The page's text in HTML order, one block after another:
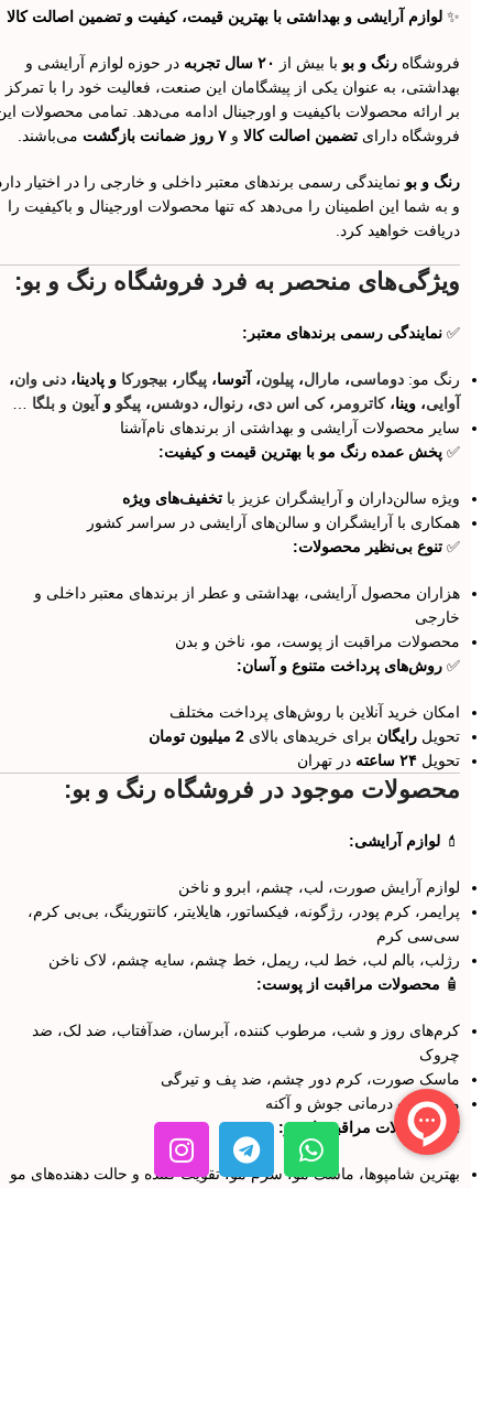
✨ لوازم آرایشی و بهداشتی با بهترین قیمت، کیفیت و تضمین اصالت کالا
فروشگاه رنگ و بو با بیش از ۲۰ سال تجربه
در حوزه لوازم آرایشی و
بهداشتی، به عنوان یکی از پیشگامان این صنعت، فعالیت خود را با تمرکز
بر ارائه محصولات باکیفیت و اورجینال ادامه می‌دهد. تمامی محصولات
فروشگاه دارای تضمین اصالت کالا و ۷ روز ضمانت بازگشت می‌باشند.
رنگ و بو نمایندگی رسمی برندهای معتبر داخلی و خارجی را در اختیار
و به شما این اطمینان را می‌دهد که تنها محصولات اورجینال و باکیفیت را
دریافت خواهید کرد.
ویژگی‌های منحصر به فرد فروشگاه رنگ و بو:
✅ نمایندگی رسمی برندهای معتبر:
رنگ مو: دوماسی، مارال، پیلون، آتوسا، پیگار ، بیجورکا و پادینا، دنی وان،
آوایی، وینا،کاترومر ، کی اس دی، رنوال، دوشس، پیگو و آیون و بلگا …
سایر محصولات آرایشی و بهداشتی از برندهای نام‌آشنا
✅ پخش عمده رنگ مو با بهترین قیمت و کیفیت:
ویژه سالن‌داران و آرایشگران عزیز با تخفیف‌های ویژه
همکاری با آرایشگران و سالن‌های آرایشی در سراسر کشور
✅ تنوع بی‌نظیر محصولات:
هزاران محصول آرایشی، بهداشتی و عطر از برندهای معتبر داخلی و
خارجی
محصولات مراقبت از پوست، مو، ناخن و بدن
✅ روش‌های پرداخت متنوع و آسان:
امکان خرید آنلاین با روش‌های پرداخت مختلف
تحویل رایگان برای خریدهای بالای 2 میلیون تومان
تحویل ۲۴ ساعته در تهران
محصولات موجود در فروشگاه رنگ و بو:
💄 لوازم آرایشی:
لوازم آرایش صورت، لب، چشم، ابرو و ناخن
پرایمر، کرم پودر، رژگونه، فیکساتور، هایلایتر، کانتورینگ، بی‌بی کرم،
سی‌سی کرم
رژلب، بالم لب، خط لب، ریمل، خط چشم، سایه چشم، لاک ناخن
🧴 محصولات مراقبت از پوست:
کرم‌های روز و شب، مرطوب کننده، آبرسان، ضدآفتاب، ضد لک، ضد
چروک
ماسک صورت، کرم دور چشم، ضد پف و تیرگی
محصولات درمانی جوش و آکنه
💇‍♀️محصولات مراقبت از مو:
بهترین شامپوها، ماسک مو، سرم مو، تقویت کننده و حالت دهنده‌های مو